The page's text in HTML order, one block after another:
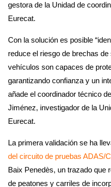
gestora de la Unidad de
Eurecat.
Con la solución es posible
reduce el riesgo de brechas
vehículos son capaces de
garantizando confianza y un
añade el coordinador técnico
Jiménez, investigador de la
Eurecat.
La primera validación se ha
del circuito de pruebas ADAS/
Baix Penedès, un trazado que
de peatones y carriles de